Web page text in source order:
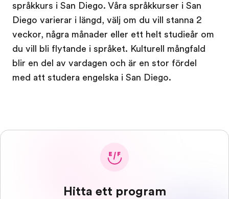
Bli en del av vårt team
språkkurs i San Diego. Våra språkkurser i San
Diego varierar i längd, välj om du vill stanna 2
veckor, några månader eller ett helt studieår om
du vill bli flytande i språket. Kulturell mångfald
blir en del av vardagen och är en stor fördel
med att studera engelska i San Diego.
Hitta ett program